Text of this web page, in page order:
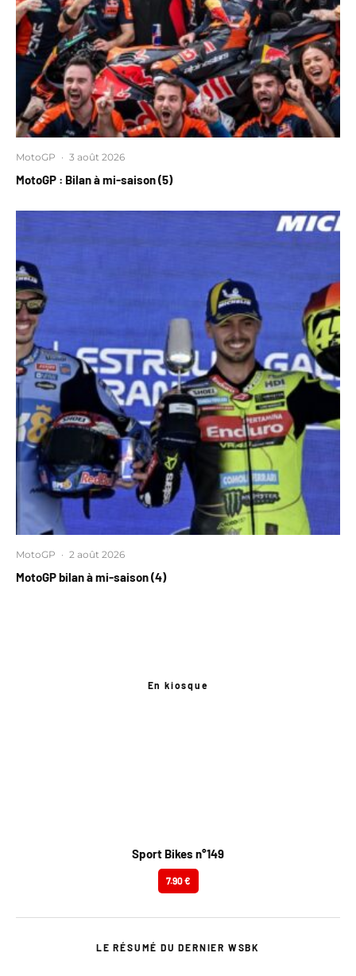
MotoGP · 3 août 2026
MotoGP : Bilan à mi-saison (5)
MotoGP · 2 août 2026
MotoGP bilan à mi-saison (4)
En kiosque
Sport Bikes n°149
7.90 €
LE RÉSUMÉ DU DERNIER WSBK